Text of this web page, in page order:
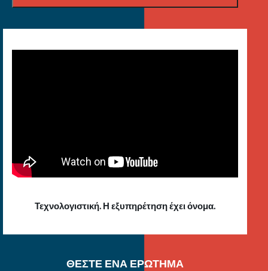
Τεχνολογιστική. Η εξυπηρέτηση έχει όνομα.
ΘΕΣΤΕ ΕΝΑ ΕΡΩΤΗΜΑ